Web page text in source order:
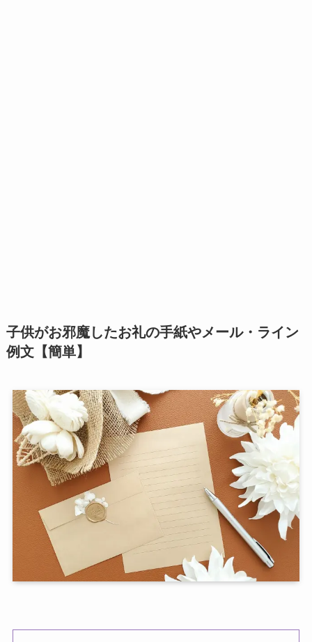
子供がお邪魔したお礼の手紙やメール・ライン
例文【簡単】